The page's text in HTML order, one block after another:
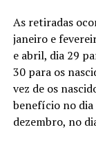
As retiradas
janeiro e
e abril, dia 29
30 para os
vez de os
benefício no dia
dezembro, no